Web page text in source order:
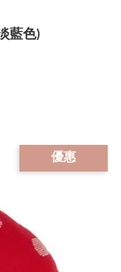
藍色)
優惠